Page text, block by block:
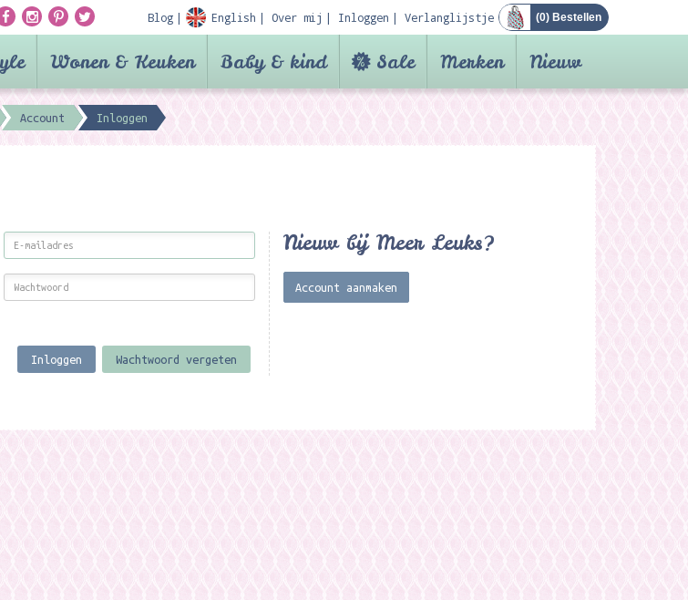
Blog English Over mij Inloggen Verlanglijstje (0) Bestellen
Wonen & Keuken Baby & kind Sale Merken Nieuw
Account Inloggen
Inloggen Wachtwoord vergeten
Nieuw bij Meer Leuks?
Account aanmaken